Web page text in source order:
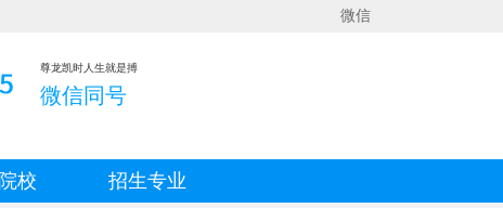
微信
尊龙凯时人生就是搏
微信同号
校 招生专业